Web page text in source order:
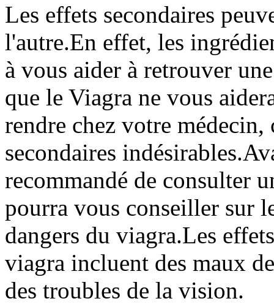
Les effets secondaires
l'autre.En effet, les
à vous aider à retrouver
que le Viagra ne vous
rendre chez votre médecin,
secondaires
recommandé de consulter
pourra vous conseiller sur
dangers du viagra.Les
viagra incluent des maux
des troubles de la vision.